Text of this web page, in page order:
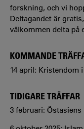
forskning, och vi
Deltagandet är
välkommen delta på
KOMMANDE
14 april: Kristendom
TIDIGARE TRÄFFAR
3 februari: